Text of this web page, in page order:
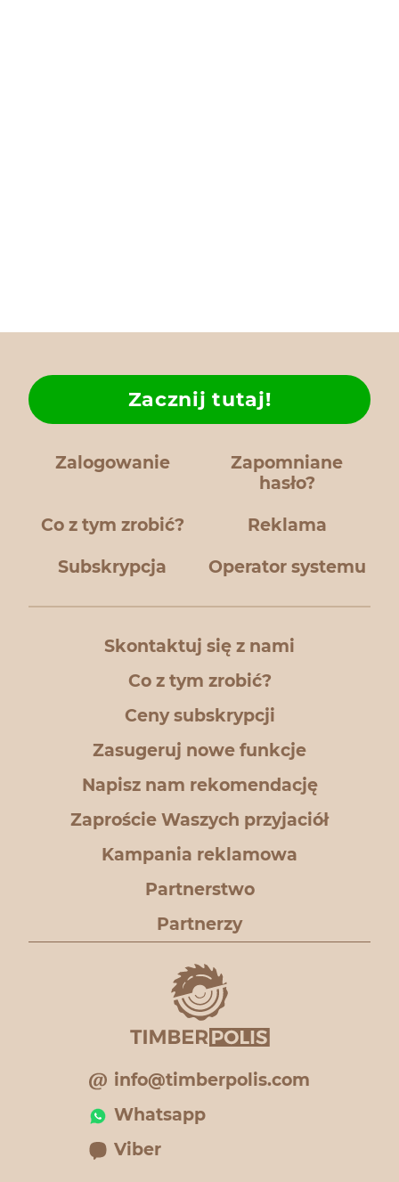
Zalogowanie
Zapomniane
hasło?
Co z tym zrobić?
Zacznij tutaj!
Reklama
Subskrypcja Operator systemu
Skontaktuj się z nami
Co z tym zrobić?
Ceny subskrypcji
Zasugeruj nowe funkcje
Napisz nam rekomendację
Zaproście Waszych przyjaciół
Kampania reklamowa
Partnerstwo
Partnerzy
info@timberpolis.com
Whatsapp
Viber